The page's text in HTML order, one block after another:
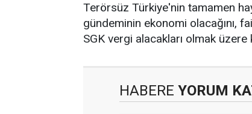
Terörsüz Türkiye'nin tamamen
gündeminin ekonomi olacağını,
SGK vergi alacakları olmak
HABERE YORUM